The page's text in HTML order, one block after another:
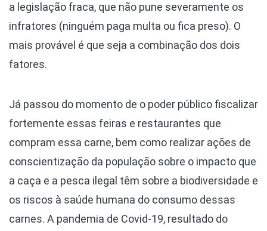
a legislação fraca, que não pune severamente os
infratores (ninguém paga multa ou fica preso). O
mais provável é que seja a combinação dos dois
fatores.
Já passou do momento de o poder público fiscalizar
fortemente essas feiras e restaurantes que
compram essa carne, bem como realizar ações de
conscientização da população sobre o impacto que
a caça e a pesca ilegal têm sobre a biodiversidade e
os riscos à saúde humana do consumo dessas
carnes. A pandemia de Covid-19, resultado do